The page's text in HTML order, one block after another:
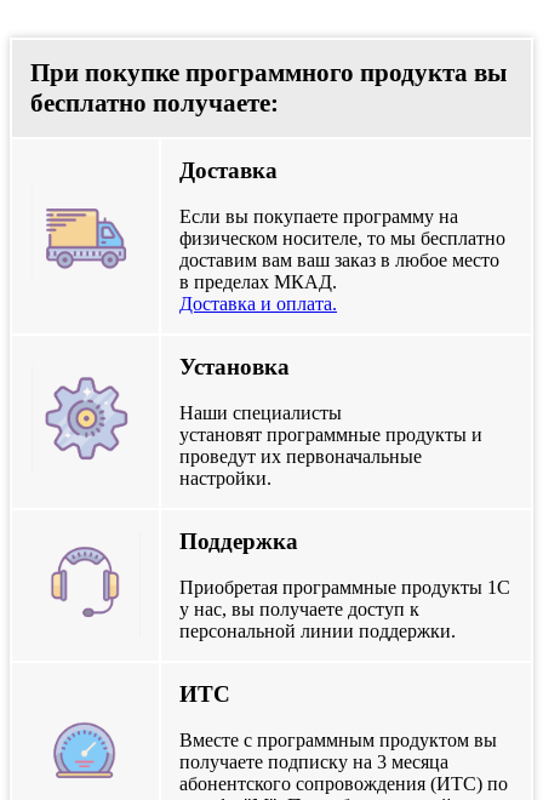
При покупке программного продукта вы
бесплатно получаете:
Доставка
Если вы покупаете программу на
физическом носителе, то мы бесплатно
доставим вам ваш заказ в любое место
в пределах МКАД.
Доставка и оплата.
Установка
Наши специалисты
установят программные продукты и
проведут их первоначальные
настройки.
Поддержка
Приобретая программные продукты 1С
у нас, вы получаете доступ к
персональной линии поддержки.
ИТС
Вместе с программным продуктом вы
получаете подписку на 3 месяца
абонентского сопровождения (ИТС) по